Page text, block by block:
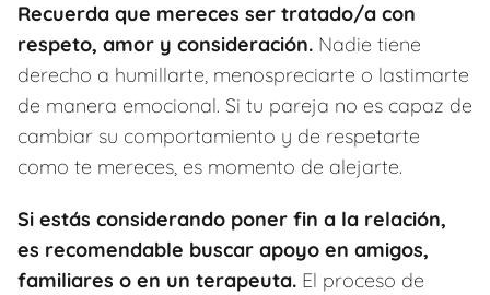
Recuerda que mereces ser tratado/a con
respeto, amor y consideración. Nadie tiene
derecho a humillarte, menospreciarte o lastimarte
de manera emocional. Si tu pareja no es capaz de
cambiar su comportamiento y de respetarte
como te mereces, es momento de alejarte.
Si estás considerando poner fin a la relación,
es recomendable buscar apoyo en amigos,
familiares o en un terapeuta. El proceso de